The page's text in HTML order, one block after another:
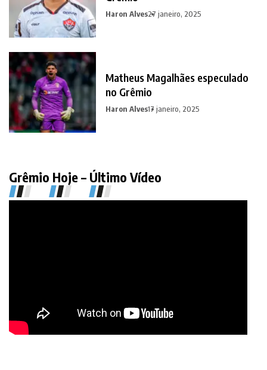
Haron Alves27 janeiro, 2025
Matheus Magalhães especulado
no Grêmio
Haron Alves17 janeiro, 2025
Grêmio Hoje – Último Vídeo